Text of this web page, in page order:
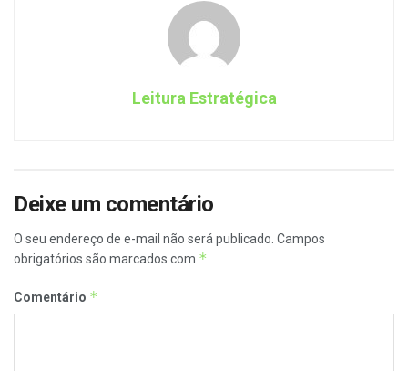
Leitura Estratégica
Deixe um comentário
O seu endereço de e-mail não será publicado. Campos
obrigatórios são marcados com *
Comentário *